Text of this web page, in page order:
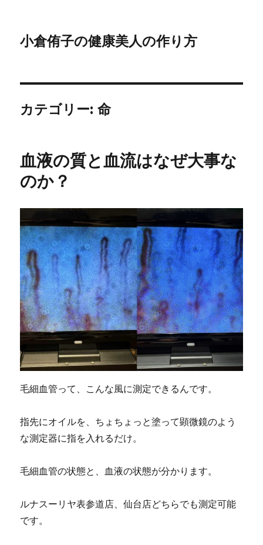
小倉侑子の健康美人の作り方
カテゴリー:命
血液の質と血流はなぜ大事な
のか？
毛細血管って、こんな風に測定できるんです。
指先にオイルを、ちょちょっと塗って顕微鏡のよう
な測定器に指を入れるだけ。
毛細血管の状態と、血液の状態が分かります。
ルナスーリヤ表参道店、仙台店どちらでも測定可能
です。